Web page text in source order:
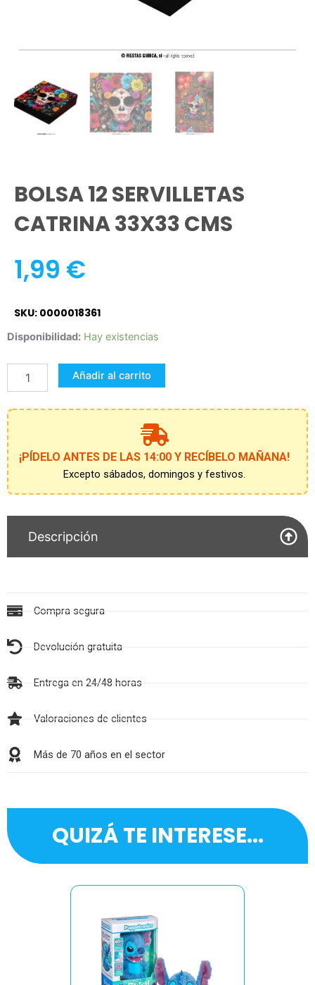
BOLSA 12 SERVILLETAS
CATRINA 33X33 CMS
1,99 €
SKU: 0000018361
Disponibilidad: Hay existencias
BOLSA
SERVILLETAS
CATRINA
33X33
cantidad
Añadir al carrito
¡PÍDELO ANTES DE LAS 14:00 Y RECÍBELO MAÑANA!
Excepto sábados, domingos y festivos.
Descripción
Compra segura
Devolución gratuita
Entrega en 24/48 horas
Valoraciones de clientes
Más de 70 años en el sector
QUIZÁ TE INTERESE...